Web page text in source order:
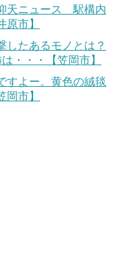
天ニュース 駅構内
市】
したあるモノとは？
・・・【笠岡市】
すよー。黄色の絨毯
市】